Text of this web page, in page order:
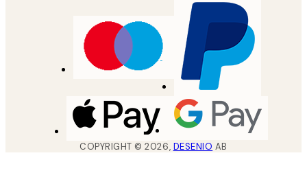
COPYRIGHT ©2026, DESENIO AB